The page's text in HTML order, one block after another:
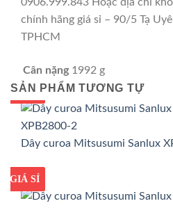
chính hãng giá sỉ – 90/5 Tạ
TPHCM
Cân nặng 1992 g
SẢN PHẨM TƯƠNG TỰ
GIÁ TỐT
GIÁ SỈ
Dây curoa Mitsusumi Sanlux
GIÁ TỐT
GIÁ SỈ